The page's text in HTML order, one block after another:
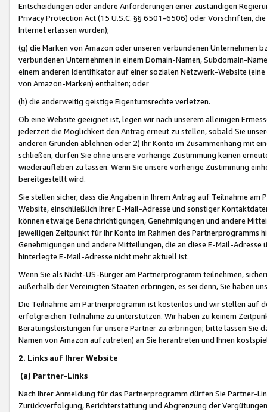
Entscheidungen oder andere Anforderungen einer zuständigen
Privacy Protection Act (15 U.S.C. §§ 6501-6506) oder Vorschriften,
Internet erlassen wurden);
(g) die Marken von Amazon oder unseren verbundenen Unternehmen
verbundenen Unternehmen in einem Domain-Namen, Subdomain-
einem anderen Identifikator auf einer sozialen Netzwerk-Website
von Amazon-Marken) enthalten; oder
(h) die anderweitig geistige Eigentumsrechte verletzen.
Ob eine Website geeignet ist, legen wir nach unserem alleinigen
jederzeit die Möglichkeit den Antrag erneut zu stellen, sobald Sie
anderen Gründen ablehnen oder 2) Ihr Konto im Zusammenhang mit
schließen, dürfen Sie ohne unsere vorherige Zustimmung keinen
wiederaufleben zu lassen. Wenn Sie unsere vorherige Zustimmung
bereitgestellt wird.
Sie stellen sicher, dass die Angaben in Ihrem Antrag auf Teilnahme
Website, einschließlich Ihrer E-Mail-Adresse und sonstiger
können etwaige Benachrichtigungen, Genehmigungen und andere
jeweiligen Zeitpunkt für Ihr Konto im Rahmen des Partnerprogramms
Genehmigungen und andere Mitteilungen, die an diese E-Mail-
hinterlegte E-Mail-Adresse nicht mehr aktuell ist.
Wenn Sie als Nicht-US-Bürger am Partnerprogramm teilnehmen,
außerhalb der Vereinigten Staaten erbringen, es sei denn, Sie haben
Die Teilnahme am Partnerprogramm ist kostenlos und wir stellen auf
erfolgreichen Teilnahme zu unterstützen. Wir haben zu keinem
Beratungsleistungen für unsere Partner zu erbringen; bitte lassen Sie
Namen von Amazon aufzutreten) an Sie herantreten und Ihnen
2. Links auf Ihrer Website
(a) Partner-Links
Nach Ihrer Anmeldung für das Partnerprogramm dürfen Sie Partner-
Zurückverfolgung, Berichterstattung und Abgrenzung der